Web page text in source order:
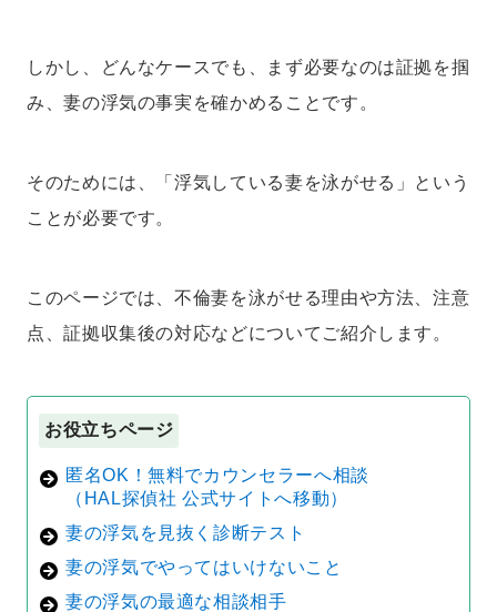
しかし、どんなケースでも、まず必要なのは証拠を掴
み、妻の浮気の事実を確かめることです。
そのためには、「浮気している妻を泳がせる」という
ことが必要です。
このページでは、不倫妻を泳がせる理由や方法、注意
点、証拠収集後の対応などについてご紹介します。
お役立ちページ
匿名OK！無料でカウンセラーへ相談
（HAL探偵社 公式サイトへ移動）
妻の浮気を見抜く診断テスト
妻の浮気でやってはいけないこと
妻の浮気の最適な相談相手